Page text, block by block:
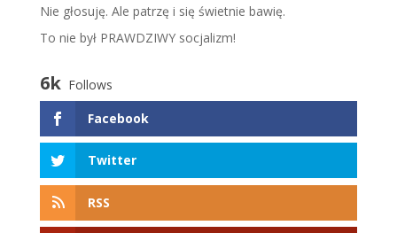
​N​ie głosuję. Ale patrzę i się świetnie bawię.
To nie był PRAWDZIWY socjalizm!
6k Follows
Facebook
Twitter
RSS